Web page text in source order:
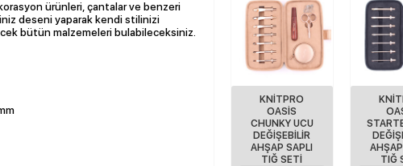
ürünleri, çantalar ve benzeri
deseni yaparak kendi stilinizi
bütün malzemeleri bulabileceksiniz.
KNITPRO
OASIS
CHUNKY UCU
DEĞIŞEBILIR
AHŞAP SAPLI
TIĞ SETI
TIĞ